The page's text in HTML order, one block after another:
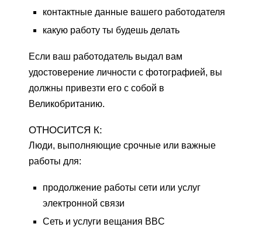
контактные данные вашего работодателя
какую работу ты будешь делать
Если ваш работодатель выдал вам
удостоверение личности с фотографией, вы
должны привезти его с собой в
Великобританию.
ОТНОСИТСЯ К:
Люди, выполняющие срочные или важные
работы для:
продолжение работы сети или услуг
электронной связи
Сеть и услуги вещания BBC